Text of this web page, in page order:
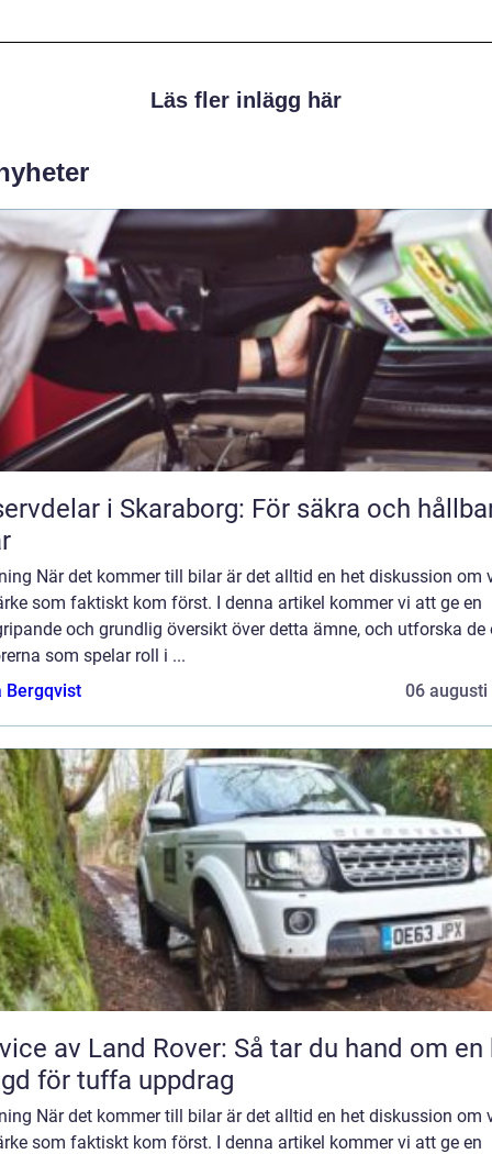
Läs fler inlägg här
i Skaraborg: För säkra och
När det kommer till bilar är det alltid en het diskussion om
som faktiskt kom först. I denna artikel kommer vi att ge en
och grundlig översikt över detta ämne, och utforska de
som spelar roll i ...
Bergqvist
06 augusti
av Land Rover: Så tar du hand om en
för tuffa uppdrag
När det kommer till bilar är det alltid en het diskussion om
som faktiskt kom först. I denna artikel kommer vi att ge en